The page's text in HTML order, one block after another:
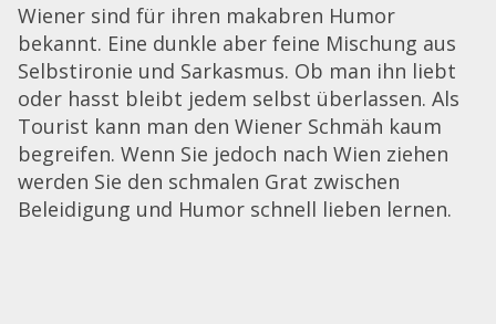
Wiener sind für ihren makabren Humor
bekannt. Eine dunkle aber feine Mischung aus
Selbstironie und Sarkasmus. Ob man ihn liebt
oder hasst bleibt jedem selbst überlassen. Als
Tourist kann man den Wiener Schmäh kaum
begreifen. Wenn Sie jedoch nach Wien ziehen
werden Sie den schmalen Grat zwischen
Beleidigung und Humor schnell lieben lernen.